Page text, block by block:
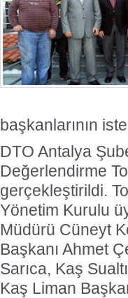
başkanlarının
DTO Antalya
Değerlendirme
gerçekleştirildi.
Yönetim Kurulu
Müdürü Cüneyt
Başkanı Ahmet
Sarıca, Kaş
Kaş Liman